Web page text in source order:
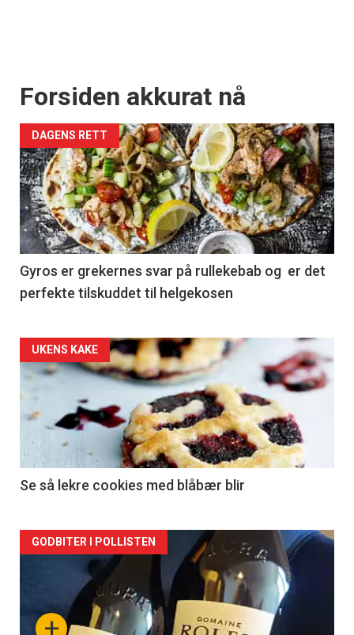
Forsiden akkurat nå
DAGENS RETT
Gyros er grekernes svar på rullekebab og er det
perfekte tilskuddet til helgekosen
Forsiden
akkurat
nå
2
UKENS KAKE
Se så lekre cookies med blåbær blir
Forsiden
akkurat
nå+
GODBITER I POLLISTEN